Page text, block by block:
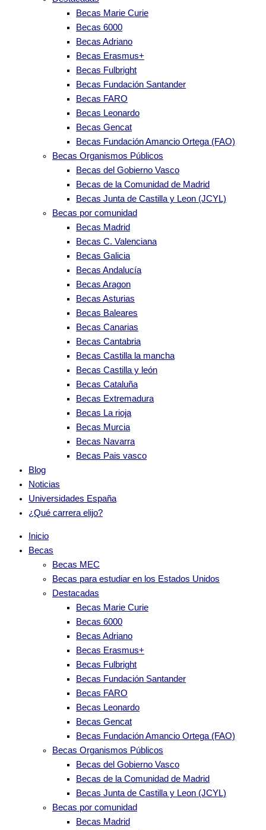
Becas Marie Curie
Becas 6000
Becas Adriano
Becas Erasmus+
Becas Fulbright
Becas Fundación Santander
Becas FARO
Becas Leonardo
Becas Gencat
Becas Fundación Amancio Ortega (FAO)
Becas Organismos Públicos
Becas del Gobierno Vasco
Becas de la Comunidad de Madrid
Becas Junta de Castilla y Leon (JCYL)
Becas por comunidad
Becas Madrid
Becas C. Valenciana
Becas Galicia
Becas Andalucía
Becas Aragon
Becas Asturias
Becas Baleares
Becas Canarias
Becas Cantabria
Becas Castilla la mancha
Becas Castilla y león
Becas Cataluña
Becas Extremadura
Becas La rioja
Becas Murcia
Becas Navarra
Becas Pais vasco
Blog
Noticias
Universidades España
¿Qué carrera elijo?
Inicio
Becas
Becas MEC
Becas para estudiar en los Estados Unidos
Destacadas
Becas Marie Curie
Becas 6000
Becas Adriano
Becas Erasmus+
Becas Fulbright
Becas Fundación Santander
Becas FARO
Becas Leonardo
Becas Gencat
Becas Fundación Amancio Ortega (FAO)
Becas Organismos Públicos
Becas del Gobierno Vasco
Becas de la Comunidad de Madrid
Becas Junta de Castilla y Leon (JCYL)
Becas por comunidad
Becas Madrid